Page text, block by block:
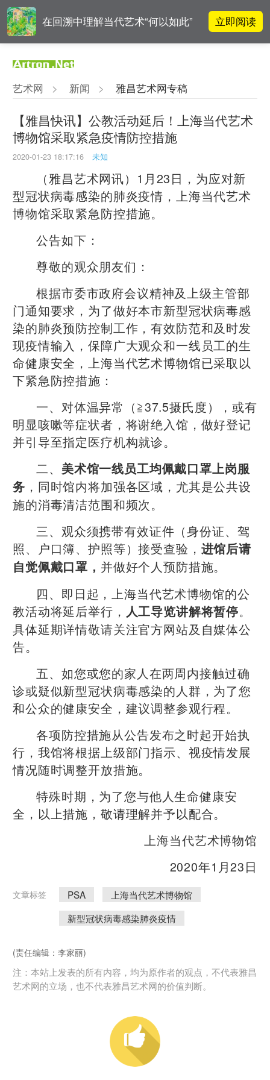
在回溯中理解当代艺术“何以如此” 立即阅读
破界与归真
对话 | 在开放和自由中确立艺术价
值
李铁夫冯钢百领衔 作为群体的早期
粤籍留美艺术家
艺术网 > 新闻 > 雅昌艺术网专稿
【雅昌快讯】公教活动延后！上海当代艺术
博物馆采取紧急疫情防控措施
2020-01-23 18:17:16 未知
（雅昌艺术网讯）1月23日，为应对新
型冠状病毒感染的肺炎疫情，
上海当代艺术
博物馆采取紧急防控措施。
公告如下：
尊敬的观众朋友们：
根据市委市政府会议精神及上级主管部
门通知要求，为了做好本市新型冠状病毒感
染的肺炎预防控制工作，有效防范和及时发
现疫情输入，保障广大观众和一线员工的生
命健康安全，上海当代艺术博物馆已采取以
下紧急防控措施：
一、对体温异常（≧37.5摄氏度），或有
明显咳嗽等症状者，将谢绝入馆，做好登记
并引导至指定医疗机构就诊。
二、 美术馆一线员工均佩戴口罩上岗服
务 ，同时馆内将加强各区域，尤其是公共设
施的消毒清洁范围和频次。
三、观众须携带有效证件（身份证、驾
照、户口簿、护照等）接受查验， 进馆后请
自觉佩戴口罩， 并做好个人预防措施。
四、即日起，上海当代艺术博物馆的公
教活动将延后举行， 人工导览讲解将暂停。
具体延期详情敬请关注官方网站及自媒体公
告。
五、如您或您的家人在两周内接触过确
诊或疑似新型冠状病毒感染的人群，为了您
和公众的健康安全，建议调整参观行程。
各项防控措施从公告发布之时起开始执
行，我馆将根据上级部门指示、视疫情发展
情况随时调整开放措施。
特殊时期，为了您与他人生命健康安
全，以上措施，敬请理解并予以配合。
上海当代艺术博物馆
2020年1月23日
文章标签 PSA
上海当代艺术博物馆
新型冠状病毒感染肺炎疫情
(责任编辑：李家丽)
注：本站上发表的所有内容，均为原作者的观点，不代表雅昌
艺术网的立场，也不代表雅昌艺术网的价值判断。